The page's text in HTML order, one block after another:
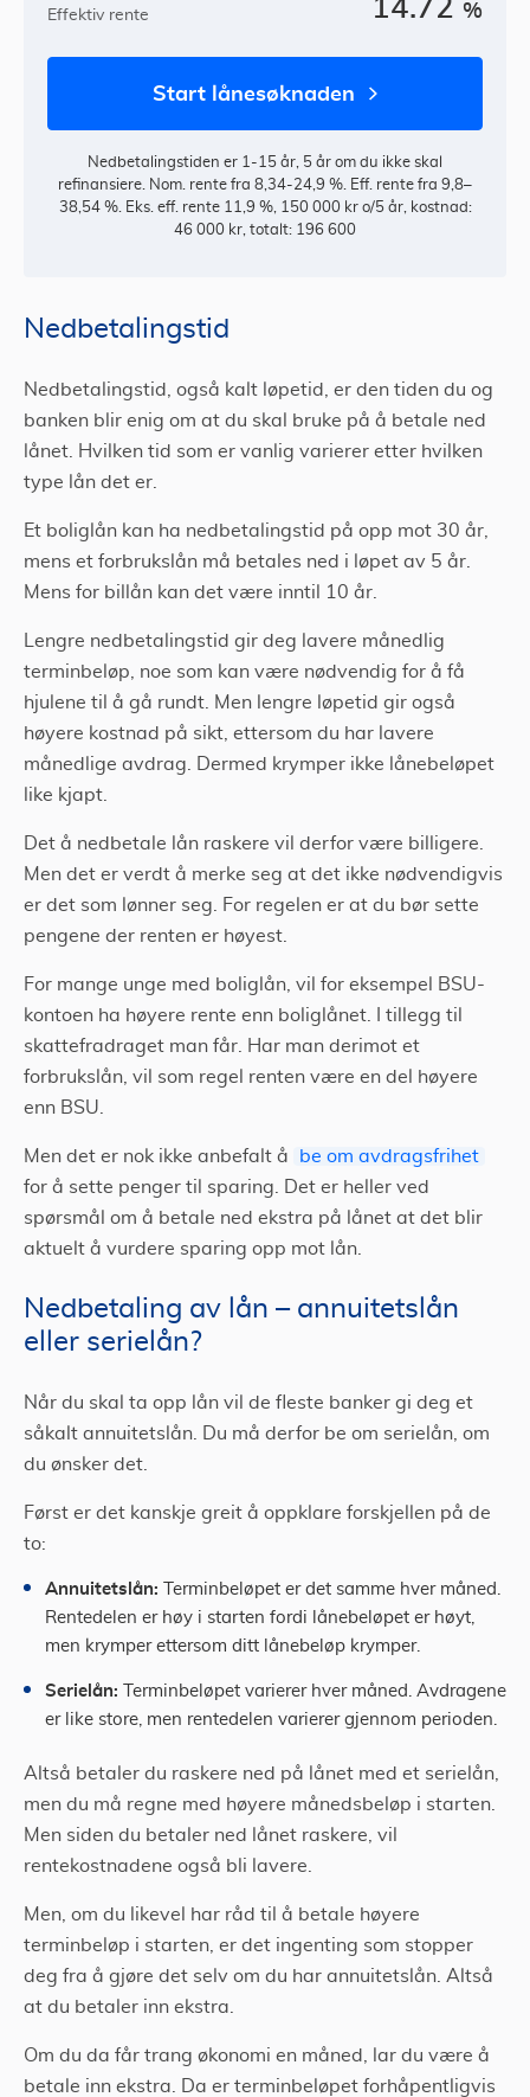
Effektiv rente 14.72 %
start lånesøknaden
Nedbetalingstiden er 1-15 år, 5 år om du ikke skal
refinansiere. Nom. rente fra 8,34-24,9 %. Eff. rente fra 9,8–
38,54 %. Eks. eff. rente 11,9 %, 150 000 kr o/5 år, kostnad:
46 000 kr, totalt: 196 600
Nedbetalingstid
Nedbetalingstid, også kalt løpetid, er den tiden du og
banken blir enig om at du skal bruke på å betale ned
lånet. Hvilken tid som er vanlig varierer etter hvilken
type lån det er.
Et boliglån kan ha nedbetalingstid på opp mot 30 år,
mens et forbrukslån må betales ned i løpet av 5 år.
Mens for billån kan det være inntil 10 år.
Lengre nedbetalingstid gir deg lavere månedlig
terminbeløp, noe som kan være nødvendig for å få
hjulene til å gå rundt. Men lengre løpetid gir også
høyere kostnad på sikt, ettersom du har lavere
månedlige avdrag. Dermed krymper ikke lånebeløpet
like kjapt.
Det å nedbetale lån raskere vil derfor være billigere.
Men det er verdt å merke seg at det ikke nødvendigvis
er det som lønner seg. For regelen er at du bør sette
pengene der renten er høyest.
For mange unge med boliglån, vil for eksempel BSU-
kontoen ha høyere rente enn boliglånet. I tillegg til
skattefradraget man får. Har man derimot et
forbrukslån, vil som regel renten være en del høyere
enn BSU.
Men det er nok ikke anbefalt å
be om avdragsfrihet
for å sette penger til sparing. Det er heller ved
spørsmål om å betale ned ekstra på lånet at det blir
aktuelt å vurdere sparing opp mot lån.
Nedbetaling av lån – annuitetslån
eller serielån?
Når du skal ta opp lån vil de fleste banker gi deg et
såkalt annuitetslån. Du må derfor be om serielån, om
du ønsker det.
Først er det kanskje greit å oppklare forskjellen på de
to:
Annuitetslån: Terminbeløpet er det samme hver måned.
Rentedelen er høy i starten fordi lånebeløpet er høyt,
men krymper ettersom ditt lånebeløp krymper.
Serielån: Terminbeløpet varierer hver måned. Avdragene
er like store, men rentedelen varierer gjennom perioden.
Altså betaler du raskere ned på lånet med et serielån,
men du må regne med høyere månedsbeløp i starten.
Men siden du betaler ned lånet raskere, vil
rentekostnadene også bli lavere.
Men, om du likevel har råd til å betale høyere
terminbeløp i starten, er det ingenting som stopper
deg fra å gjøre det selv om du har annuitetslån. Altså
at du betaler inn ekstra.
Om du da får trang økonomi en måned, lar du være å
betale inn ekstra. Da er terminbeløpet forhåpentligvis